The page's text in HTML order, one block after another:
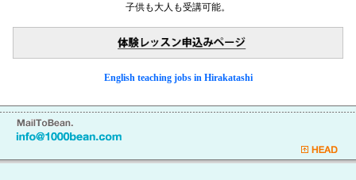
子供も大人も受講可能。
English teaching jobs in Hirakatashi